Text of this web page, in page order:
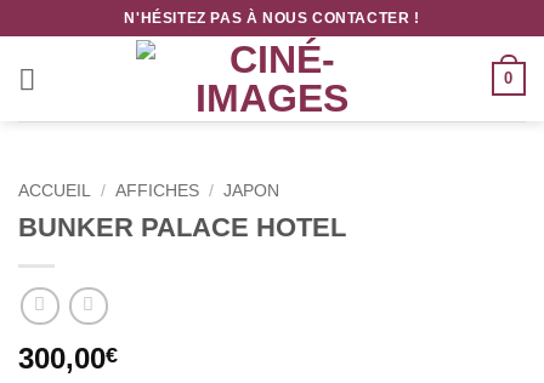
contenu
N'HÉSITEZ PAS À NOUS CONTACTER !
0
ACCUEIL / AFFICHES / JAPON
BUNKER PALACE HOTEL
300,00€